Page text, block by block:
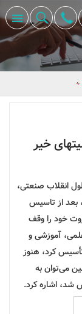
خیر
انقلاب صنعتی،
بعد از تاسیس
خود را وقف
آموزشی و
کرد، هنوز
می‌توان به